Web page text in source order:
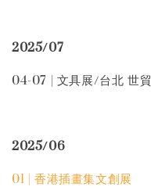
2025/07
04-07 | 文具展/台北 世貿
2025/06
01 | 香港插畫集文創展